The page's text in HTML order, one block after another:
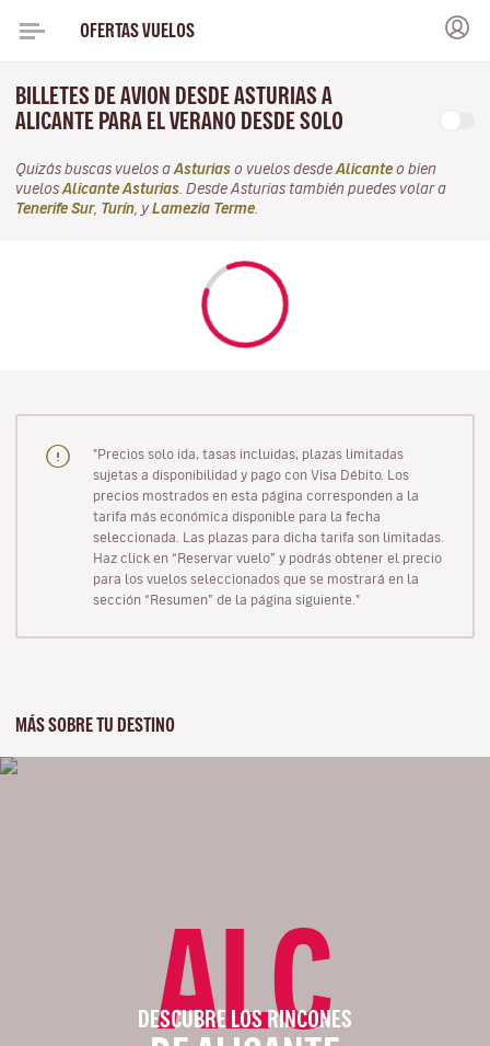
OFERTAS VUELOS
BILLETES DE AVION DESDE ASTURIAS A
ALICANTE PARA EL VERANO DESDE SOLO
Quizás buscas vuelos a Asturias o vuelos desde Alicante o bien
vuelos Alicante Asturias . Desde Asturias también puedes volar a
Tenerife Sur, Turín , y Lamezia Terme
"Precios solo ida, tasas incluidas, plazas limitadas
sujetas a disponibilidad y pago con Visa Débito. Los
precios mostrados en esta página corresponden a la
tarifa más económica disponible para la fecha
seleccionada. Las plazas para dicha tarifa son limitadas.
Haz click en “Reservar vuelo” y podrás obtener el precio
para los vuelos seleccionados que se mostrará en la
sección “Resumen” de la página siguiente."
MÁS SOBRE TU DESTINO
ALC
DESCUBRE LOS RINCONES